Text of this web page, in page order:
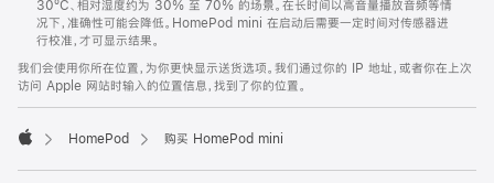
30ºC、相对湿度约为 30% 至 70% 的场景。在长时间以高音量播放音频等情
况下，准确性可能会降低。HomePod mini 在启动后需要一定时间对传感器进
行校准，才可显示结果。
我们会使用你所在位置，为你更快显示送货选项。我们通过你的 IP 地址，或者你在上次
访问 Apple 网站时输入的位置信息，找到了你的位置。
HomePod 购买 HomePod mini